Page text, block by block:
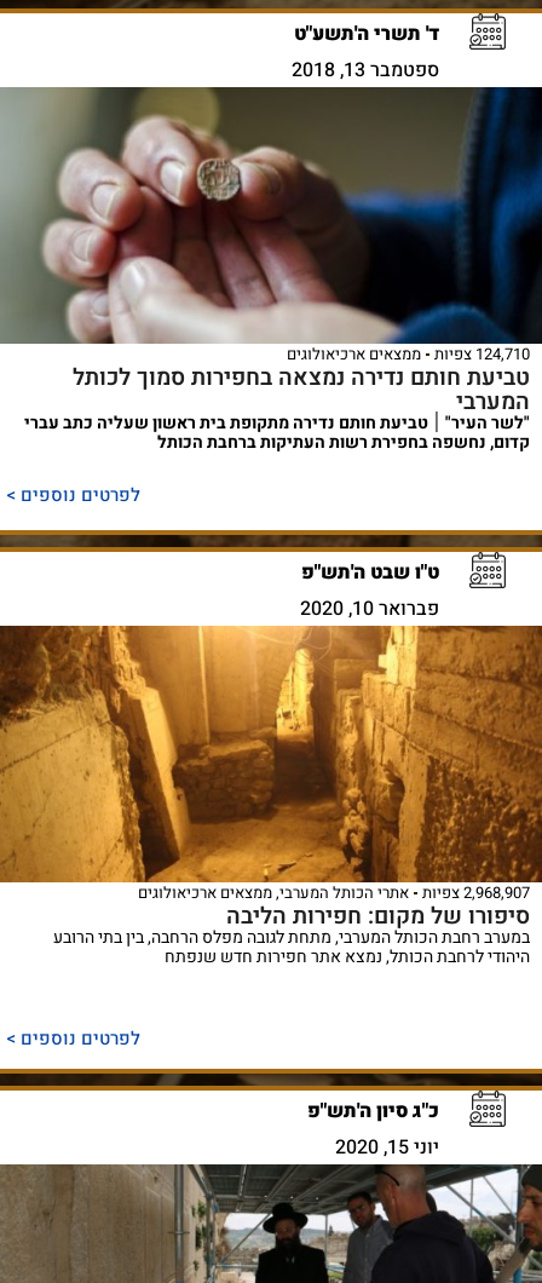
ד' תשרי ה'תשע"ט
ספטמבר 13, 2018
124,710 צפיות ממצאים ארכיאולוגים
טביעת חותם נדירה נמצאה בחפירות סמוך לכותל
המערבי
"לשר העיר" ׀ טביעת חותם נדירה מתקופת בית ראשון שעליה כתב עברי
קדום, נחשפה בחפירת רשות העתיקות ברחבת הכותל
לפרטים נוספים >
ט"ו שבט ה'תש"פ
פברואר 10, 2020
2,968,907 צפיות אתרי הכותל המערבי,ממצאים ארכיאולוגים
סיפורו של מקום: חפירות הליבה
במערב רחבת הכותל המערבי, מתחת לגובה מפלס הרחבה, בין בתי הרובע
היהודי לרחבת הכותל, נמצא אתר חפירות חדש שנפתח
לפרטים נוספים >
כ"ג סיון ה'תש"פ
יוני 15, 2020